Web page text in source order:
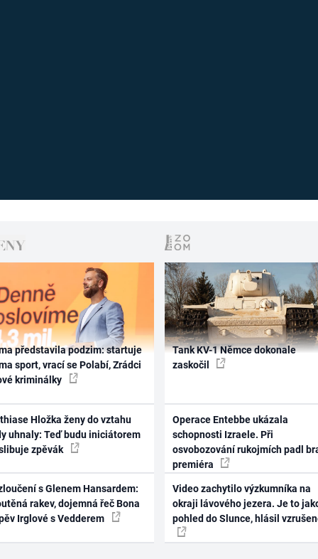
představila podzim: startuje
sport, vrací se Polabí, Zrádci
kriminálky
Hložka ženy do vztahu
uhnaly: Teď budu iniciátorem
zpěvák
s Glenem Hansardem:
rakev, dojemná řeč Bona
Irglové s Vedderem
Tank KV-1 Němce dokonale
zaskočil
Operace Entebbe ukázala
schopnosti Izraele. Při
osvobozování rukojmích padl
premiéra
Video zachytilo výzkumníka na
okraji lávového jezera. Je to
pohled do Slunce, hlásil